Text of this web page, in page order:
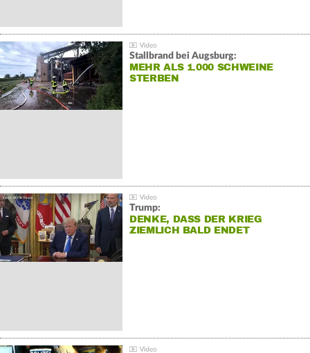
Stallbrand bei Augsburg:
MEHR ALS 1.000 SCHWEINE
STERBEN
Trump:
DENKE, DASS DER KRIEG
ZIEMLICH BALD ENDET